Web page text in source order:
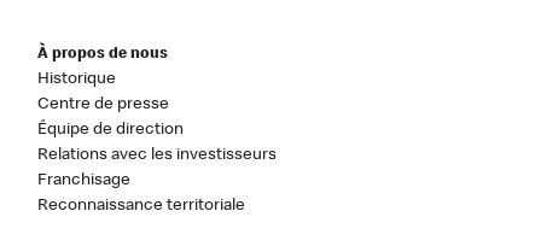
À propos de nous
Historique
Centre de presse
Équipe de direction
Relations avec les investisseurs
Franchisage
Reconnaissance territoriale